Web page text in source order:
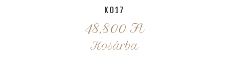
K017
48,800 Ft
Kosárba